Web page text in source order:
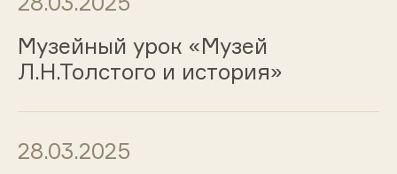
Музейный урок «Музей
Л.Н.Толстого и история»
28.03.2025